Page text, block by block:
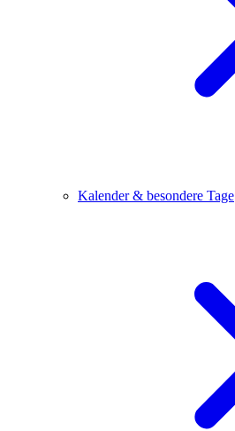
Kalender & besondere Tage